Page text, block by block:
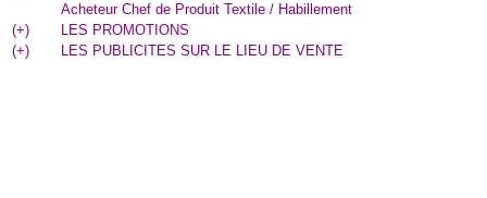
Acheteur Chef de Produit Textile / Habillement
(+)
LES PROMOTIONS
(+) LES PUBLICITES SUR LE LIEU DE VENTE